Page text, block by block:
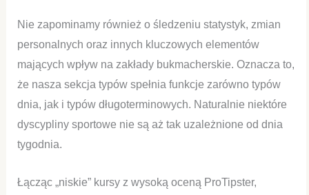
Nie zapominamy również o śledzeniu statystyk, zmian
personalnych oraz innych kluczowych elementów
mających wpływ na zakłady bukmacherskie. Oznacza to,
że nasza sekcja typów spełnia funkcje zarówno typów
dnia, jak i typów długoterminowych. Naturalnie niektóre
dyscypliny sportowe nie są aż tak uzależnione od dnia
tygodnia.
Łącząc „niskie” kursy z wysoką oceną ProTipster,